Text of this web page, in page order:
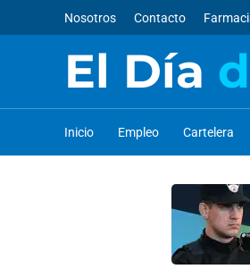
Nosotros Contacto
El Día
Inicio Empleo Cartelera